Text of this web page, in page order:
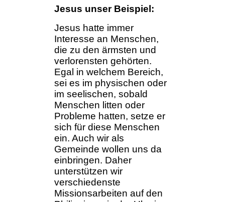
Jesus unser Beispiel:
Jesus hatte immer
Interesse an Menschen,
die zu den ärmsten und
verlorensten gehörten.
Egal in welchem Bereich,
sei es im physischen oder
im seelischen, sobald
Menschen litten oder
Probleme hatten, setze er
sich für diese Menschen
ein. Auch wir als
Gemeinde wollen uns da
einbringen. Daher
unterstützen wir
verschiedenste
Missionsarbeiten auf den